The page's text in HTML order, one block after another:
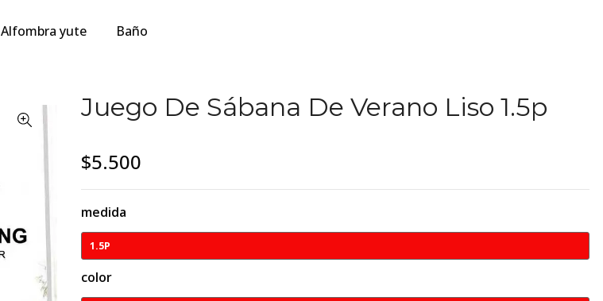
Alfombra yute Baño
Juego De Sábana De Verano Liso 1.5p
$5.500
medida
1.5P
color